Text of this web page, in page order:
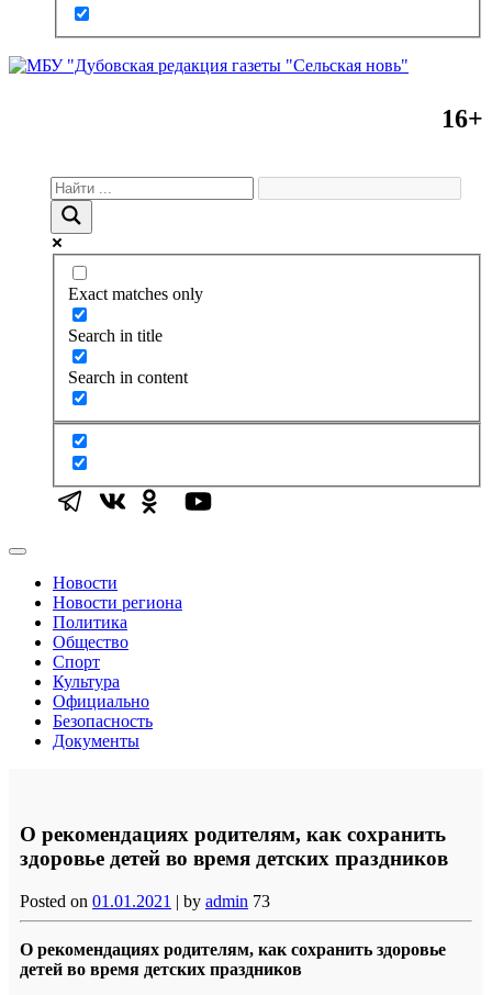
16+
Exact matches only
Search in title
Search in content
Новости
Новости региона
Политика
Общество
Спорт
Культура
Официально
Безопасность
Документы
О рекомендациях родителям, как сохранить
здоровье детей во время детских праздников
Posted on 01.01.2021 | by admin 73
О рекомендациях родителям, как сохранить здоровье
детей во время детских праздников